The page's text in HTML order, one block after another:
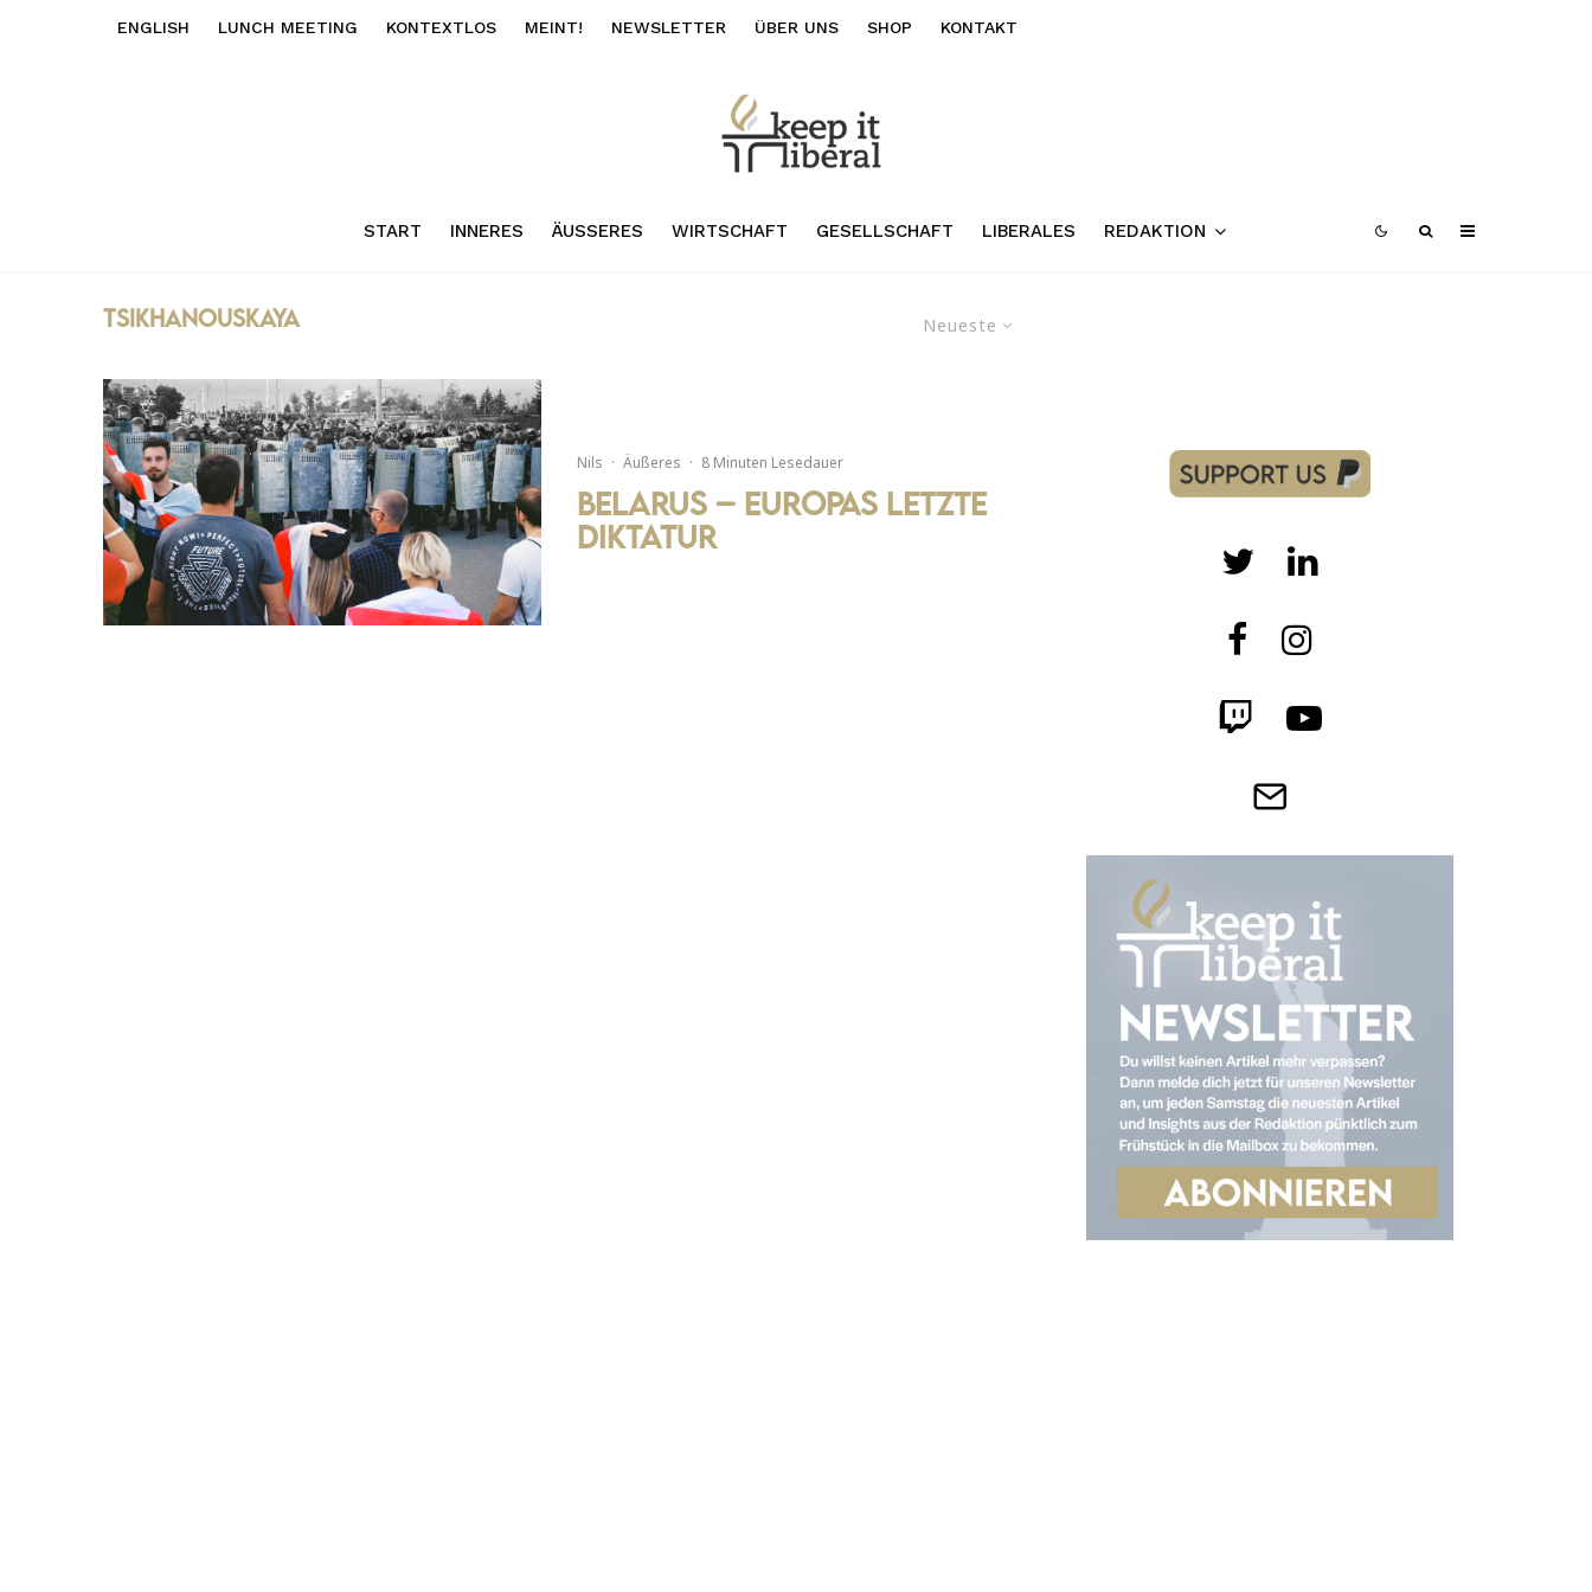
ENGLISH LUNCH MEETING KONTEXTLOS MEINT! NEWSLETTER ÜBER UNS SHOP KONTAKT
START INNERES ÄUSSERES WIRTSCHAFT GESELLSCHAFT LIBERALES REDAKTION
Neueste
Tsikhanouskaya
Nils · Äußeres · 8 Minuten Lesedauer
Belarus – Europas letzte
Diktatur